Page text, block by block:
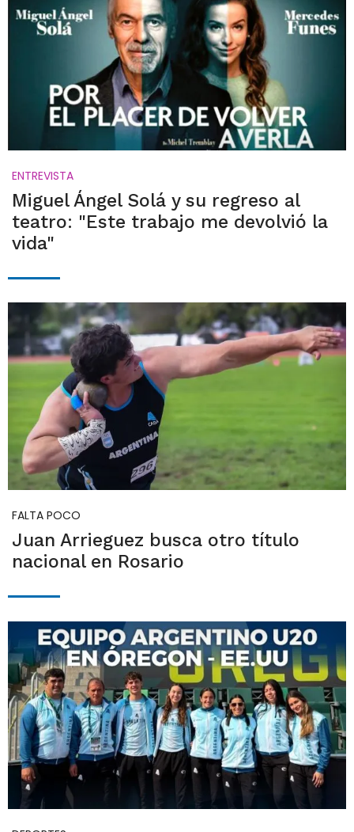
ENTREVISTA
Miguel Ángel Solá y su regreso al
teatro: "Este trabajo me devolvió la
vida"
FALTA POCO
Juan Arrieguez busca otro título
nacional en Rosario